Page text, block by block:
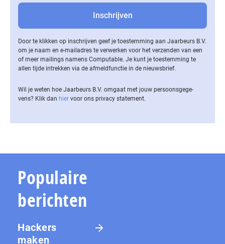
Door te klikken op inschrijven geef je toestemming aan Jaarbeurs B.V.
om je naam en e-mailadres te verwerken voor het verzenden van een
of meer mailings namens Computable. Je kunt je toestemming te
allen tijde intrekken via de af­meld­func­tie in de nieuwsbrief.
Wil je weten hoe Jaarbeurs B.V. omgaat met jouw per­soons­ge­ge­
vens? Klik dan hier voor ons privacy statement.
Populaire
berichten
Hackers
maken